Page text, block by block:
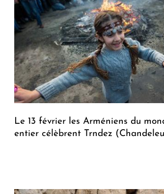
Le 13 février les Arméniens du
entier célèbrent Trndez